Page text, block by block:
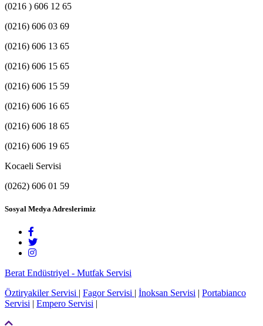
(0216 ) 606 12 65
(0216) 606 03 69
(0216) 606 13 65
(0216) 606 15 65
(0216) 606 15 59
(0216) 606 16 65
(0216) 606 18 65
(0216) 606 19 65
Kocaeli Servisi
(0262) 606 01 59
Sosyal Medya Adreslerimiz
Berat Endüstriyel - Mutfak Servisi
Öztiryakiler Servisi | Fagor Servisi | İnoksan Servisi | Portabianco
Servisi | Empero Servisi |